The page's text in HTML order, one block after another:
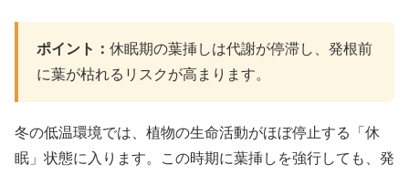
ポイント： 休眠期の葉挿しは代謝が停滞し、発根前
に葉が枯れるリスクが高まります。
冬の低温環境では、植物の生命活動がほぼ停止する「休
眠」状態に入ります。この時期に葉挿しを強行しても、発